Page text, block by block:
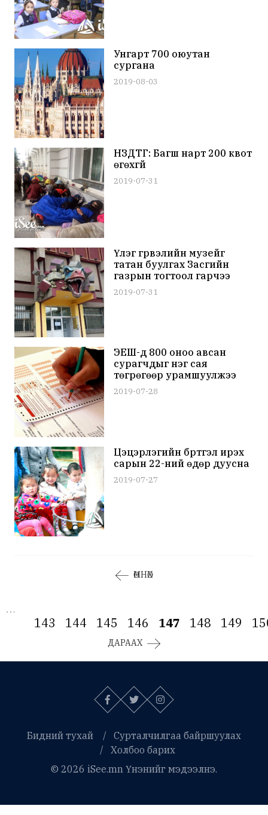
Унгарт 700 оюутан
сургана
2019-08-03
НЗДТГ: Багш нарт 200 квот
өгөхгүй
2019-07-31
Үлэг гүрвэлийн музейг
татан буулгах Засгийн
газрын тогтоол гарчээ
2019-07-31
ЭЕШ-д 800 оноо авсан
сурагчдыг нэг сая
төгрөгөөр урамшуулжээ
2019-07-28
Цэцэрлэгийн бүртгэл ирэх
сарын 22-ний өдөр дуусна
2019-07-27
ӨМНӨХ
…
143
144 145 146 147 148 149
ДАРААХ
Бидний тухай
Сурталчилгаа байршуулах
Холбоо барих
© 2026 iSee.mn Үнэнийг мэдээлнэ.